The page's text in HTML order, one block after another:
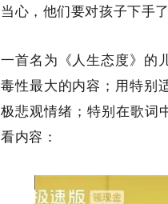
当心，他们要对孩子下手了
一首名为《人生态度》的
毒性最大的内容；用特别
极悲观情绪；特别在歌词
看内容：